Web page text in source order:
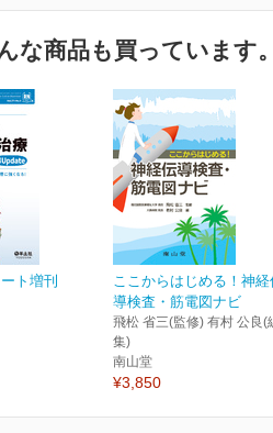
な商品も買っています。
ト増刊
ここからはじめる！神経
導検査・筋電図ナビ
飛松 省三(監修) 有村 公良(
集)
南山堂
¥3,850